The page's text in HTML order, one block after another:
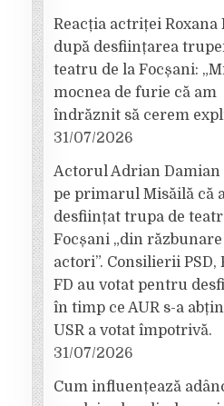
Reacția actriței Roxana
după desființarea
teatru de la Focșani:
mocnea de furie că am
îndrăznit să cerem
31/07/2026
Actorul Adrian Damian
pe primarul Misăilă că
desființat trupa de
Focșani „din răzbunare
actori”. Consilierii PSD,
FD au votat pentru
în timp ce AUR s-a
USR a votat împotrivă.
31/07/2026
Cum influențează